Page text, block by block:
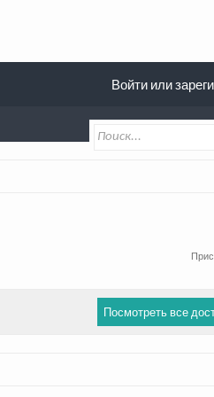
Посмотреть все
Войти или